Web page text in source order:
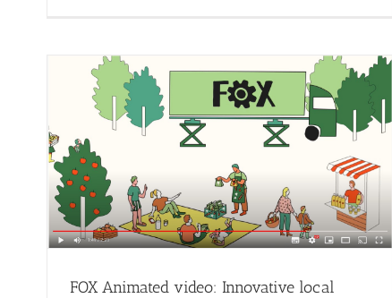
at
the
FOX Animated video: Innovative local fruit and
vegetable processing units
Events Food Circle 1 Food Circle 2 Food Circle 3
Food Circle 4
News
Uncategorized @cs
FOX Animated video: Innovative local